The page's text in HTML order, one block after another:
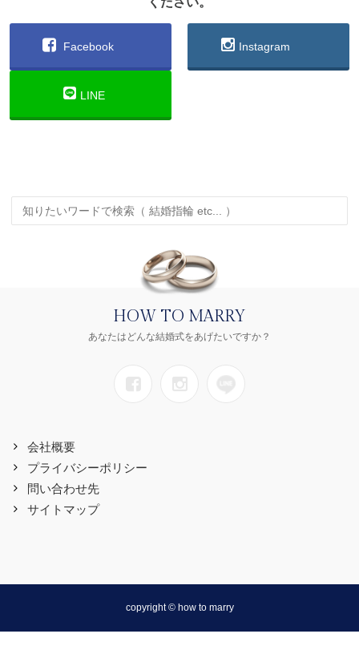
Facebook Instagram
LINE
HOW TO MARRY
あなたはどんな結婚式をあげたいですか？
会社概要
プライバシーポリシー
問い合わせ先
サイトマップ
copyright © how to marry